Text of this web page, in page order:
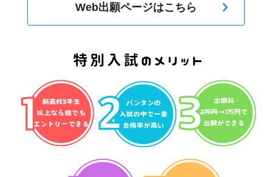
Web出願ページはこちら